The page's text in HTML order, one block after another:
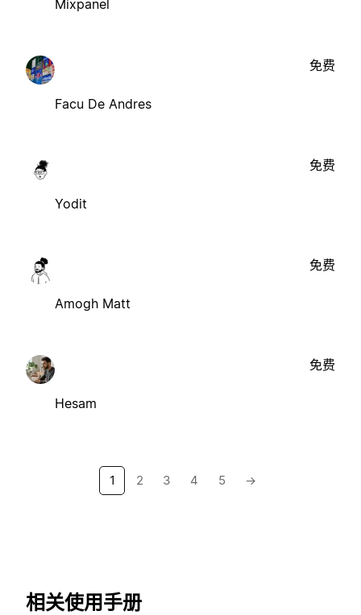
Mixpanel
Facu De Andres
免费
Yodit
免费
Amogh Matt
免费
Hesam
免费
1 2 3 4 5 →
相关使用手册